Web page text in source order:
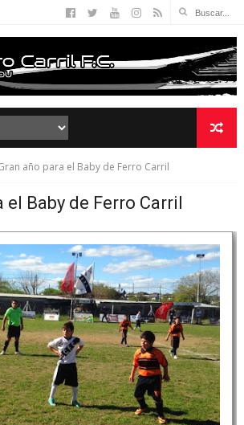
año para el Baby de Ferro Carril
el Baby de Ferro Carril